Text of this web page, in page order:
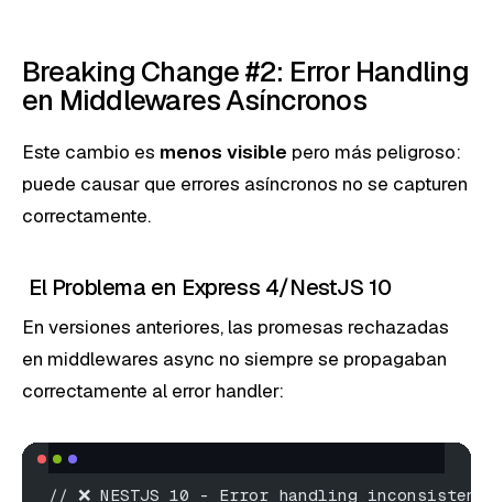
Breaking Change #2: Error Handling
en Middlewares Asíncronos
Este cambio es menos visible pero más peligroso:
puede causar que errores asíncronos no se capturen
correctamente.
El Problema en Express 4/NestJS 10
En versiones anteriores, las promesas rechazadas
en middlewares async no siempre se propagaban
correctamente al error handler:
// ❌ NESTJS 10 - Error handling